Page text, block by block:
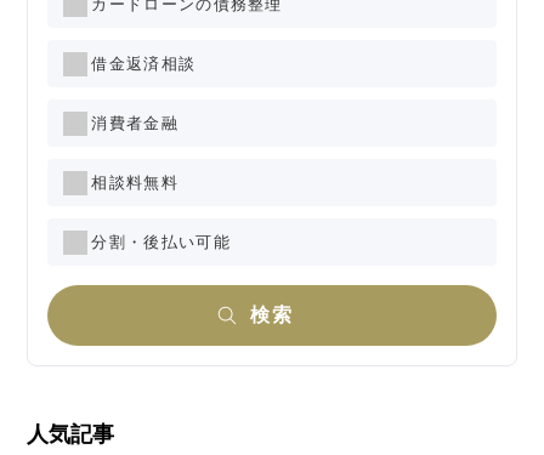
カードローンの債務整理
借金返済相談
消費者金融
相談料無料
分割・後払い可能
検索
人気記事